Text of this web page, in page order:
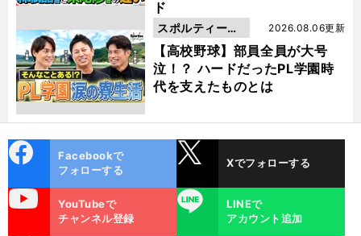
ド
【高校野球】部員全員が大号
泣！？ ハードだったPL学園時
代を支えたものとは
2026.08.06更新
スポルティーバ
動画
ok
Facebookで
フォローする
Xでフォローする
YouTubeで
チャンネル登録
LINE
LINEで
アカウント追加